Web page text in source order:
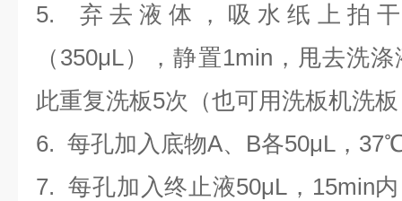
5. 弃去液体，吸水纸上拍
（350μL）
，静置1min，甩去洗
此重复洗板5次（也可用洗板机洗
6. 每孔加入底物A、B各50μL，
7. 每孔加入终止液50μL，15min